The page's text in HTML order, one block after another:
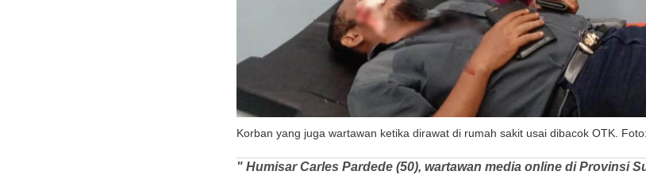
Korban yang juga wartawan ketika dirawat di rumah sakit usai dibacok OTK.
" Humisar Carles Pardede (50), wartawan media online di Provinsi